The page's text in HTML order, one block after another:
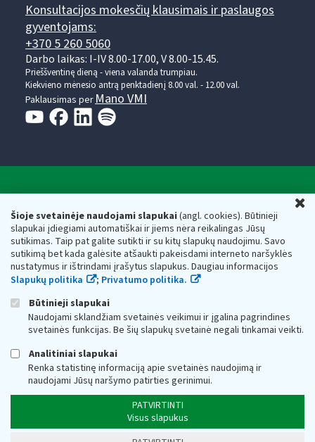
Šioje svetainėje naudojami slapukai(angl. cookies). Būtinieji
slapukai įdiegiami automatiškai ir jiems nėra reikalingas Jūsų
sutikimas. Taip pat galite sutikti ir su kitų slapukų naudojimu. Savo
sutikimą bet kada galėsite atšaukti pakeisdami interneto naršyklės
nustatymus ir ištrindami įrašytus slapukus. Daugiau informacijos
Slapukų politika
; Privatumo politika.
Būtinieji slapukai
Naudojami sklandžiam svetainės veikimui ir įgalina pagrindines
svetainės funkcijas. Be šių slapukų svetainė negali tinkamai veikti.
Analitiniai slapukai
Renka statistinę informaciją apie svetainės naudojimą ir
naudojami Jūsų naršymo patirties gerinimui.
PATVIRTINTI
Visus slapukus
Konsultacijos mokesčių klausimais ir paslaugos
gyventojams:
+370 5 260 5060
Darbo laikas: I-IV 8.00-17.00, V 8.00-15.45.
Prieššventinę dieną - viena valanda trumpiau.
Kiekvieno mėnesio antrą penktadienį 8.00 val. - 12.00 val.
Paklausimas per Mano VMI
Respublikos finansų ministerijos
Biudžetinė įstaiga. Juridinio asmens kodas — 188659752,
adresas: Vasario 16-osios g. 14, 01107 Vilnius, Lietuva, el.paštas:
vmi@vmi.lt, E. pristatymo dėžutės adresas 188659752
Duomenys apie Valstybinę mokesčių inspekciją prie Lietuvos
Respublikos finansų ministerijos kaupiami ir saugomi Juridinių